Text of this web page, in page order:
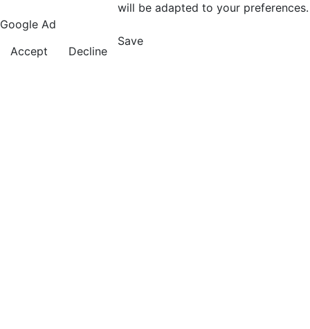
will be adapted to your preferences.
Google Ad
Accept
Decline
Save